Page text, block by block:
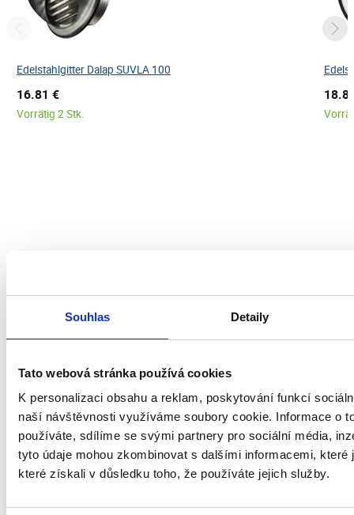
Souhlas Detaily
Tato webová stránka používá cookies
K personalizaci obsahu a reklam, poskytování funkcí
naší návštěvnosti využíváme soubory cookie. Informace o
používáte, sdílíme se svými partnery pro sociální média,
tyto údaje mohou zkombinovat s dalšími informacemi, které
které získali v důsledku toho, že používáte jejich služby.
Edelstahlgitter Dalap SUVLA 100
16.81 €
Vorrätig 2 Stk.